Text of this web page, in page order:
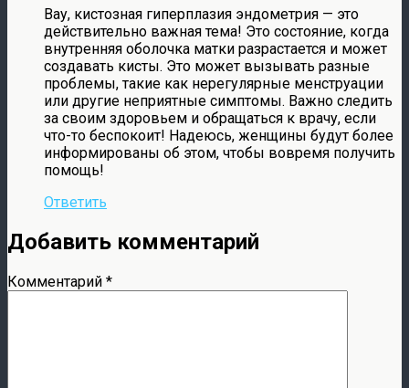
Вау, кистозная гиперплазия эндометрия — это
действительно важная тема! Это состояние, когда
внутренняя оболочка матки разрастается и может
создавать кисты. Это может вызывать разные
проблемы, такие как нерегулярные менструации
или другие неприятные симптомы. Важно следить
за своим здоровьем и обращаться к врачу, если
что-то беспокоит! Надеюсь, женщины будут более
информированы об этом, чтобы вовремя получить
помощь!
Ответить
Добавить комментарий
Комментарий *